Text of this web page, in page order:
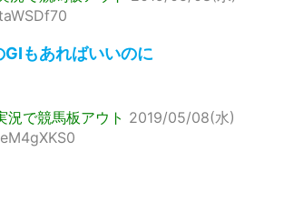
もあればいいのに
況で競馬板アウト 2019/05/08(水)